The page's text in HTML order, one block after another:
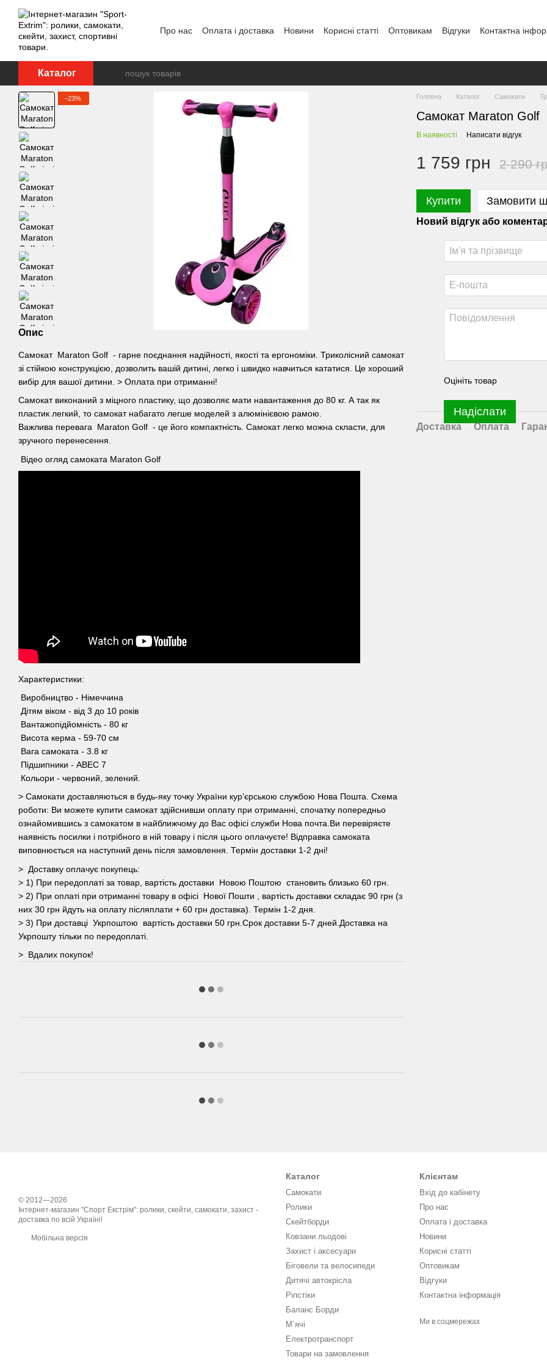
Перейти до основного контенту
Про нас Оплата і доставка Новини Кориcні статті Оптовикам Відгуки Контактна
Каталог
−23%
Опис
Самокат Maraton Golf - гарне поєднання надійності, якості та ергономіки. Триколісний самокат
зі стійкою конструкцією, дозволить вашій дитині, легко і швидко навчиться кататися. Це хороший
вибір для вашої дитини. > Оплата при отриманні!
Самокат виконаний з міцного пластику, що дозволяє мати навантаження до 80 кг. А так як
пластик легкий, то самокат набагато легше моделей з алюмінієвою рамою.
Важлива перевага Maraton Golf - це його компактність. Самокат легко можна скласти, для
зручного перенесення.
Відео огляд самоката Maraton Golf
Характеристики:
Виробництво - Німеччина
Дітям віком - від 3 до 10 років
Вантажопідйомність - 80 кг
Висота керма - 59-70 см
Вага самоката - 3.8 кг
Підшипники - ABEC 7
Кольори - червоний, зелений.
> Самокати доставляються в будь-яку точку України кур'єрською службою Нова Пошта. Схема
роботи: Ви можете купити самокат здійснивши оплату при отриманні, спочатку попередньо
ознайомившись з самокатом в найближчому до Вас офісі служби Нова почта.Ви перевіряєте
наявність посилки і потрібного в ній товару і після цього оплачуєте! Відправка самоката
виповнюється на наступний день після замовлення. Термін доставки 1-2 дні!
> Доставку оплачує покупець:
> 1) При передоплаті за товар, вартість доставки Новою Поштою становить близько 60 грн.
> 2) При оплаті при отриманні товару в офісі Нової Пошти , вартість доставки складає 90 грн (з
них 30 грн йдуть на оплату післяплати + 60 грн доставка). Термін 1-2 дня.
> 3) При доставці Укрпоштою вартість доставки 50 грн.Срок доставки 5-7 дней.Доставка на
Укрпошту тільки по передоплаті.
> Вдалих покупок!
Головна Каталог Самокати
Самокат Maraton Golf
В наявності Написати відгук
1 759 грн 2 290
Купити Замовити
Новий відгук або
Оцініть товар
Надіслати
Доставка Оплата
© 2012—2026
Інтернет-магазин "Спорт Екстрім": ролики, скейти, самокати, захист -
доставка по всій Україні!
Мобільна версія
Каталог
Самокати
Ролики
Скейтборди
Ковзани льодові
Захист і аксесуари
Біговели та велосипеди
Дитячі автокрісла
Ріпстіки
Баланс Борди
М`ячі
Електротранспорт
Товари на замовлення
Клієнтам
Вхід до кабінету
Про нас
Оплата і доставка
Новини
Кориcні статті
Оптовикам
Відгуки
Контактна інформація
Ми в соцмережах